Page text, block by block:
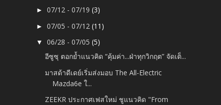
►07/12 - 07/19(3)
►07/05 - 07/12(11)
▼06/28 - 07/05(5)
อีซูซุ ตอกย้ำแนวคิด “คุ้มค่า...ฝ่าทุกวิกฤต” จัดเต็...
มาสด้าดีเดย์เริ่มส่งมอบ The All-Electric
Mazda6e ใ...
ZEEKR ประกาศเฟสใหม่ ชูแนวคิด "From